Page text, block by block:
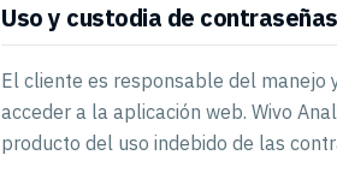
Uso y custodia de contraseñas
El cliente es responsable del manejo
acceder a la aplicación web. Wivo
producto del uso indebido de las